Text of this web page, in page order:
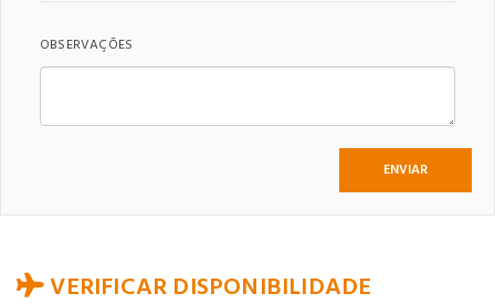
OBSERVAÇÕES
VERIFICAR DISPONIBILIDADE